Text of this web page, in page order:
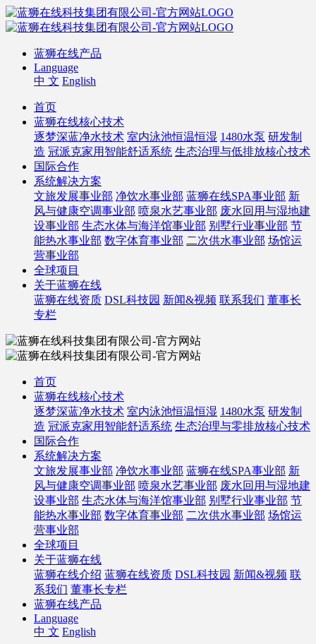
蓝狮在线产品
Language
中 文 English
首页
蓝狮在线核心技术
逐梦深蓝净水技术 室内泳池恒温恒湿 1480水泵 研发制
造 冠派克家用智能舒适系统 生态治理与低排放核心技术
国际合作
系统解决方案
文旅发展事业部 净饮水事业部 蓝狮在线SPA事业部 新
风与健康空调事业部 喷泉水艺事业部 废水回用与湿地建
设事业部 生态水体与海洋馆事业部 别墅行业事业部 节
能热水事业部 数字体育事业部 二次供水事业部 场馆运
营事业部
全球项目
关于蓝狮在线
蓝狮在线资质 DSL科技园 新闻&视频 联系我们 董事长
专栏
首页
蓝狮在线核心技术
逐梦深蓝净水技术 室内泳池恒温恒湿 1480水泵 研发制
造 冠派克家用智能舒适系统 生态治理与零排放核心技术
国际合作
系统解决方案
文旅发展事业部 净饮水事业部 蓝狮在线SPA事业部 新
风与健康空调事业部 喷泉水艺事业部 废水回用与湿地建
设事业部 生态水体与海洋馆事业部 别墅行业事业部 节
能热水事业部 数字体育事业部 二次供水事业部 场馆运
营事业部
全球项目
关于蓝狮在线
蓝狮在线介绍 蓝狮在线资质 DSL科技园 新闻&视频 联
系我们 董事长专栏
蓝狮在线产品
Language
中 文 English